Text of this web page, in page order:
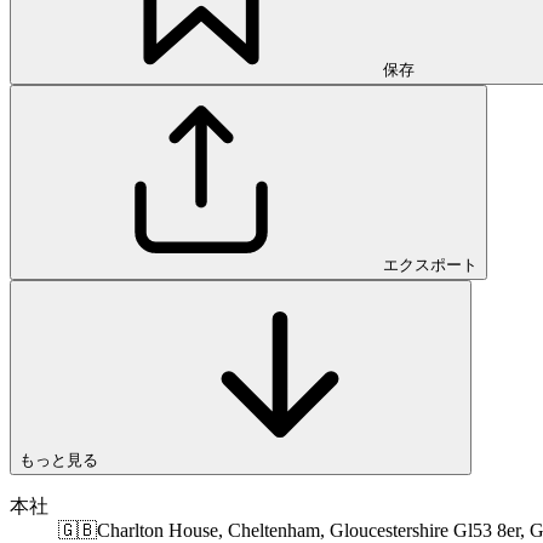
保存
エクスポート
もっと見る
本社
🇬🇧Charlton House, Cheltenham, Gloucestershire Gl53 8er,